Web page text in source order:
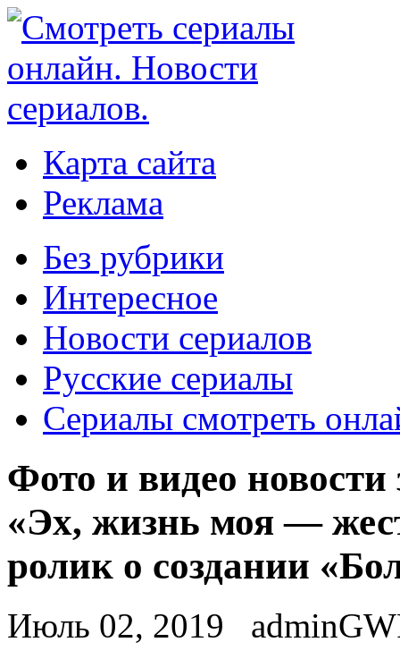
Карта сайта
Реклама
Без рубрики
Интересное
Новости сериалов
Русские сериалы
Сериалы смотреть
Фото и видео
«Эх, жизнь моя —
ролик о создании
Июль 02, 2019